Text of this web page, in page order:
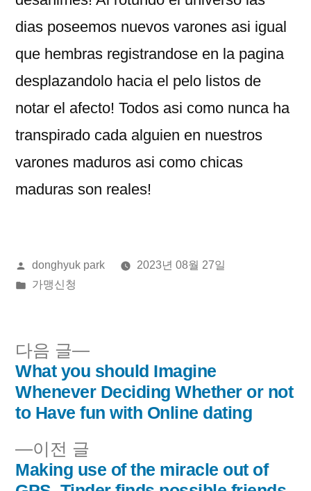
dias poseemos nuevos varones asi igual
que hembras registrandose en la pagina
desplazandolo hacia el pelo listos de
notar el afecto! Todos asi­ como nunca ha
transpirado cada alguien en nuestros
varones maduros asi como chicas
maduras son reales!
올
린
donghyuk park
2023년 08월 27일
게
가맹신청
글
내
비
게
이전 글
전
Making use of the miracle out of
다음 글
다
음
글:
What you should Imagine
Whenever Deciding Whether or not
to Have fun with Online dating